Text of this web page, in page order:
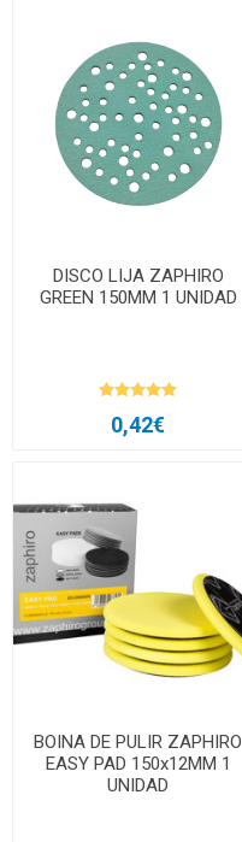
DISCO LIJA ZAPHIRO
GREEN 150MM 1 UNIDAD
0,42€
BOINA DE PULIR ZAPHIRO
EASY PAD 150x12MM 1
UNIDAD